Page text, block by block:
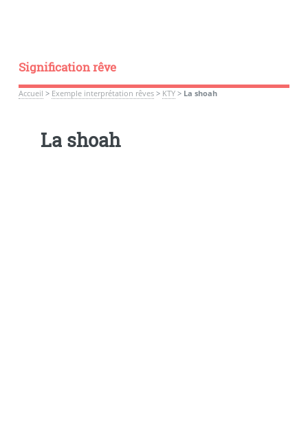
Signification rêve
Accueil > Exemple interprétation rêves> KTY> La shoah
La shoah